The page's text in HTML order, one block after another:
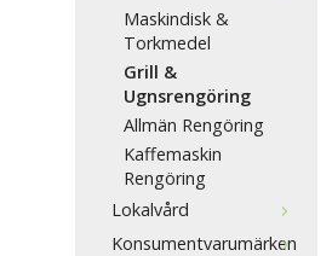
Maskindisk &
Torkmedel
Grill &
Ugnsrengöring
Allmän Rengöring
Kaffemaskin
Rengöring
Lokalvård
Konsumentvarumärken